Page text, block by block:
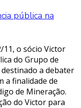
pública na
o sócio Victor
do Grupo de
a debater
a finalidade de
de Mineração.
do Victor para